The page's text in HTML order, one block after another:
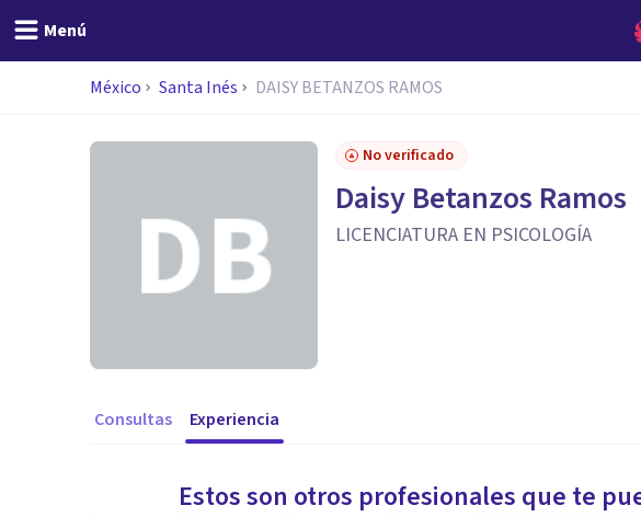
Menú
México Santa Inés DAISY BETANZOS RAMOS
No verificado
Daisy Betanzos Ramos
LICENCIATURA EN PSICOLOGÍA
Consultas Experiencia
Estos son otros profesionales que te